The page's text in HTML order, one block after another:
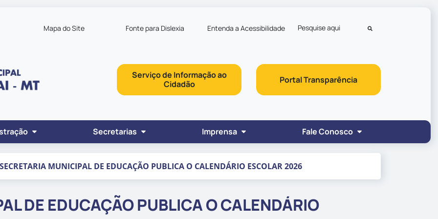
Mapa do Site Fonte para Dislexia Entenda a Acessibilidade Pesquisar
Serviço de Informação ao
Cidadão
Portal Transparência
Secretarias Imprensa Fale Conosco
SECRETARIA MUNICIPAL DE EDUCAÇÃO PUBLICA O CALENDÁRIO ESCOLAR 2026
DE EDUCAÇÃO PUBLICA O CALENDÁRIO